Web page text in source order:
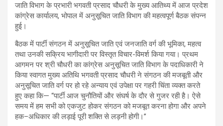
जाति विभाग के प्रभारी भगवती प्रसाद चौधरी के मुख्य आतिथ्य में आज प्रदेश
कांग्रेस कार्यालय, भोपाल में अनुसूचित जाति विभाग की महत्वपूर्ण बैठक संपन्न
हुई।
बैठक में पार्टी संगठन में अनुसूचित जाति एवं जनजाति वर्ग की भूमिका, महत्व
तथा उनकी सक्रिय भागीदारी पर विस्तृत विचार-विमर्श किया गया। प्रथम
आगमन पर श्री चौधरी का कांग्रेस अनुसूचित जाति विभाग के पदाधिकारी ने
किया स्वागत मुख्य अतिथि भगवती प्रसाद चौधरी ने संगठन की मजबूती और
अनुसूचित जाति वर्ग पर हो रहे अन्याय एवं उपेक्षा पर गहरी चिंता व्यक्त करते
हुए कहा कि— “पार्टी आज चुनौतियों और संघर्ष के दौर से गुजर रही है। ऐसे
समय में हम सभी को एकजुट होकर संगठन को मजबूत करना होगा और अपने
हक–अधिकार की लड़ाई पूरी शक्ति से लड़नी होगी।”